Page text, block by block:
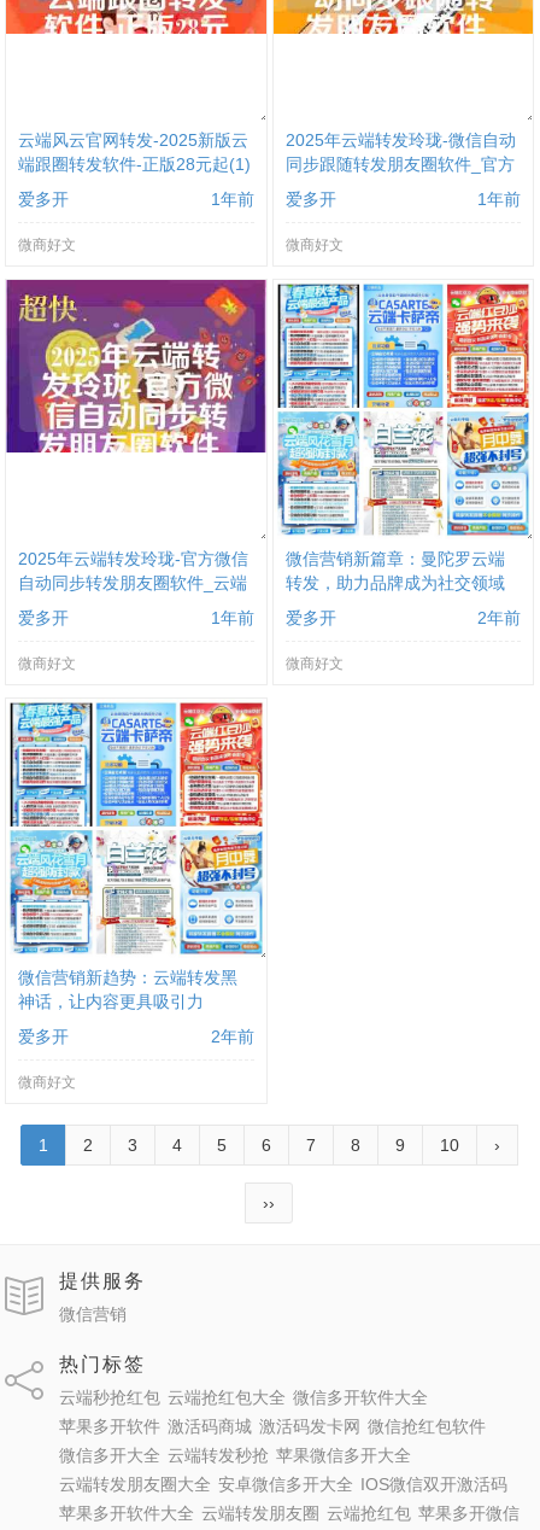
云端风云官网转发-2025新版云
端跟圈转发软件-正版28元起(1)
爱多开
1年前
微商好文
2025年云端转发玲珑-微信自动
同步跟随转发朋友圈软件_官方
微信一键转发
爱多开 1年前
微商好文
2025年云端转发玲珑-官方微信
自动同步转发朋友圈软件_云端
转发软件
爱多开 1年前
微商好文
微信营销新篇章：曼陀罗云端
转发，助力品牌成为社交领域
的领航者
爱多开 2年前
微商好文
微信营销新趋势：云端转发黑
神话，让内容更具吸引力
爱多开
2年前
微商好文
1 2 3 4 5 6 7 8 9 10 ›
››
提供服务
微信营销
热门标签
云端秒抢红包 云端抢红包大全 微信多开软件大全
苹果多开软件 激活码商城 激活码发卡网 微信抢红包软件
微信多开大全 云端转发秒抢 苹果微信多开大全
云端转发朋友圈大全 安卓微信多开大全 IOS微信双开激活码
苹果多开软件大全 云端转发朋友圈 云端抢红包 苹果多开微信